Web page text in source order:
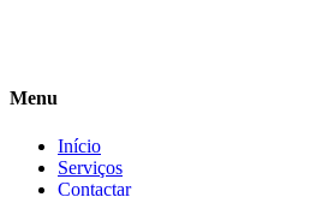
Menu
Início
Serviços
Contactar